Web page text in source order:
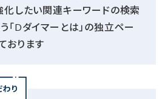
化したい関連キーワードの検索
「Dダイマーとは」の独立ペー
おります